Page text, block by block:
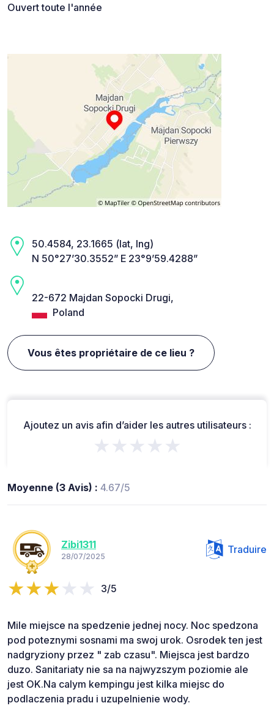
Ouvert toute l'année
50.4584, 23.1665 (lat, lng)
N 50°27’30.3552” E 23°9’59.4288”
22-672 Majdan Sopocki Drugi,
Poland
Vous êtes propriétaire de ce lieu ?
Ajoutez un avis afin d’aider les autres utilisateurs :
★★★★★
Moyenne (3 Avis) : 4.67/5
Zibi1311
28/07/2025
Traduire
3/5
Mile miejsce na spedzenie jednej nocy. Noc spedzona
pod poteznymi sosnami ma swoj urok. Osrodek ten jest
nadgryziony przez " zab czasu". Miejsca jest bardzo
duzo. Sanitariaty nie sa na najwyzszym poziomie ale
jest OK.Na calym kempingu jest kilka miejsc do
podlaczenia pradu i uzupelnienie wody.